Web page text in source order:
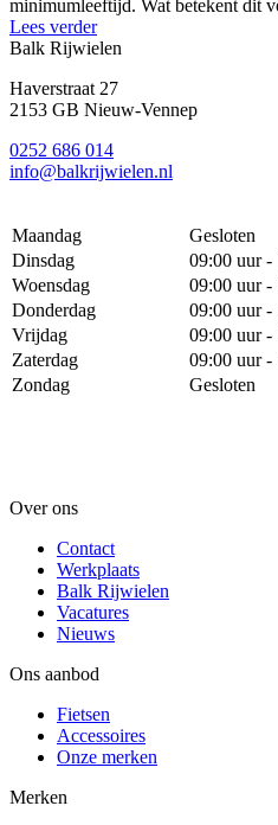
minimumleeftijd. Wat betekent dit
Lees verder
Balk Rijwielen
Haverstraat 27
2153 GB Nieuw-Vennep
0252 686 014
info@balkrijwielen.nl
Maandag
Gesloten
Dinsdag
09:00 uur -
Woensdag
09:00 uur -
Donderdag
09:00 uur -
Vrijdag
09:00 uur -
Zaterdag
09:00 uur -
Zondag
Gesloten
Over ons
Contact
Werkplaats
Balk Rijwielen
Vacatures
Nieuws
Ons aanbod
Fietsen
Accessoires
Onze merken
Merken